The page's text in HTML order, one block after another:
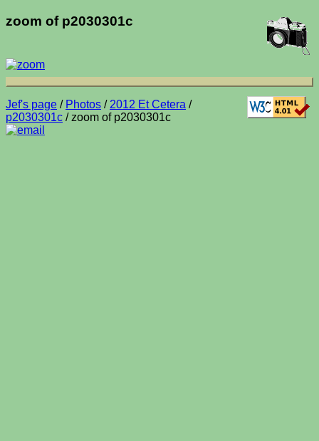
zoom of p2030301c
Jef's page / Photos / 2012 Et Cetera /
p2030301c / zoom of p2030301c